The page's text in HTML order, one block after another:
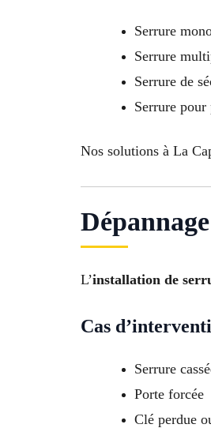
Serrure
Serrure
Serrure de
Serrure
Nos solutions à La
L’installation de
Cas
Serrure
Porte forcée
Clé perdue